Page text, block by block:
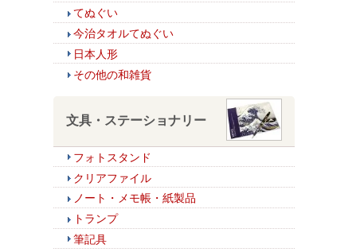
てぬぐい
今治タオルてぬぐい
日本人形
その他の和雑貨
文具・ステーショナリー
フォトスタンド
クリアファイル
ノート・メモ帳・紙製品
トランプ
筆記具